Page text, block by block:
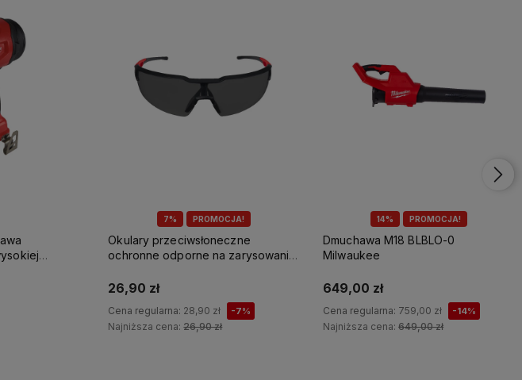
7% PROMOCJA!
Okulary przeciwsłoneczne
ochronne odporne na zarysowania
26,90 zł
Cena regularna: 28,90 zł -7%
Najniższa cena:26,90 zł
14% PROMOCJA!
Dmuchawa M18 BLBLO-0
Milwaukee
649,00 zł
Cena regularna: 759,00 zł -14%
Najniższa cena:649,00 zł